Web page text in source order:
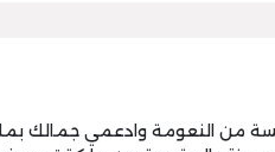
من النعومة وادعمي جمالك